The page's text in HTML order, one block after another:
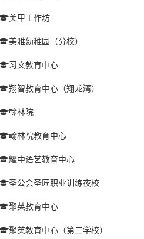
美甲工作坊
美雅幼稚园（分校）
习文教育中心
翔智教育中心（翔龙湾）
翰林院
翰林院教育中心
耀中语艺教育中心
圣公会圣匠职业训练夜校
聚英教育中心
聚英教育中心（第二学校）